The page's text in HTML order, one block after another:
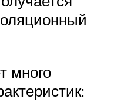
много